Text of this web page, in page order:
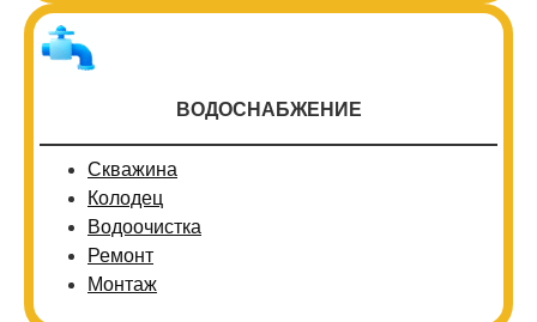
ВОДОСНАБЖЕНИЕ
Скважина
Колодец
Водоочистка
Ремонт
Монтаж